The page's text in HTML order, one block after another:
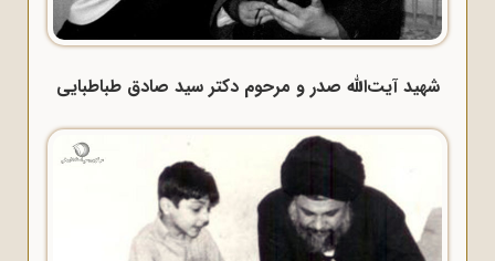
شهید آیت‌الله صدر و مرحوم دکتر سید صادق طباطبایی